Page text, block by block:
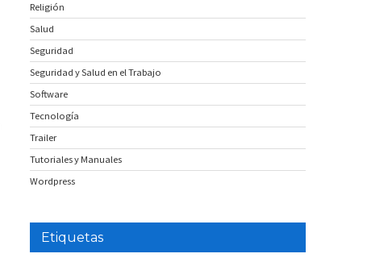
Religión
Salud
Seguridad
Seguridad y Salud en el Trabajo
Software
Tecnología
Trailer
Tutoriales y Manuales
Wordpress
Etiquetas